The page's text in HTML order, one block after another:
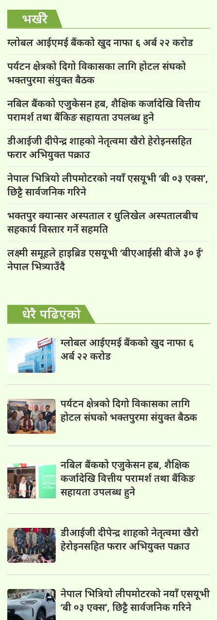
भर्खरै
ग्लोबल आईएमई बैंकको खुद नाफा ६ अर्ब २२ करोड
पर्यटन क्षेत्रको दिगो विकासका लागि होटल संघको
भक्तपुरमा संयुक्त बैठक
नबिल बैंकको एजुकेसन हब, शैक्षिक कर्जादेखि वित्तीय
परामर्श तथा बैंकिङ सहायता उपलब्ध हुने
डीआईजी दीपेन्द्र शाहको नेतृत्वमा खैरो हेरोइनसहित
फरार अभियुक्त पक्राउ
नेपाल भित्रियो लीपमोटरको नयाँ एसयूभी ‘बी ०३ एक्स’,
छिट्टै सार्वजनिक गरिने
भक्तपुर क्यान्सर अस्पताल र धुलिखेल अस्पतालबीच
सहकार्य विस्तार गर्ने सहमति
लक्ष्मी समूहले हाइब्रिड एसयूभी ‘बीएआईसी बीजे ३० ई’
नेपाल भित्र्याउँदै
धेरै पढिएको
ग्लोबल आईएमई बैंकको खुद नाफा ६
अर्ब २२ करोड
पर्यटन क्षेत्रको दिगो विकासका लागि
होटल संघको भक्तपुरमा संयुक्त बैठक
नबिल बैंकको एजुकेसन हब, शैक्षिक
कर्जादेखि वित्तीय परामर्श तथा बैंकिङ
सहायता उपलब्ध हुने
डीआईजी दीपेन्द्र शाहको नेतृत्वमा खैरो
हेरोइनसहित फरार अभियुक्त पक्राउ
नेपाल भित्रियो लीपमोटरको नयाँ एसयूभी
‘बी ०३ एक्स’, छिट्टै सार्वजनिक गरिने